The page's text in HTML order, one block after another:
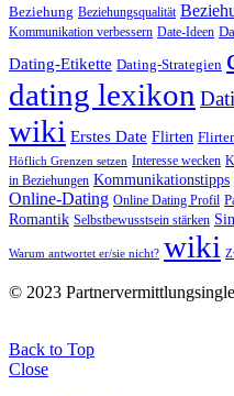
Beziehung Beziehungsqualität
Kommunikation verbessern Date-Ideen
Dating-Etikette Dating-Strategien
dating lexikon
wiki Erstes Date Flirten
Höflich Grenzen setzen Interesse wecken
in Beziehungen Kommunikationstipps
Online-Dating Online Dating Profil
Romantik Selbstbewusstsein stärken
Warum antwortet er/sie nicht? wiki
© 2023
Back to Top
Close